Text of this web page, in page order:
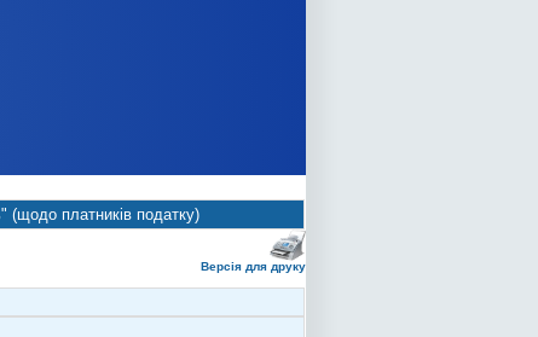
(щодо платників податку)
Версія для друку